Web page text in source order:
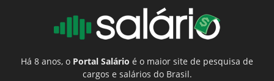
Há 8 anos, o Portal Salário é o maior site de pesquisa de
cargos e salários do Brasil.